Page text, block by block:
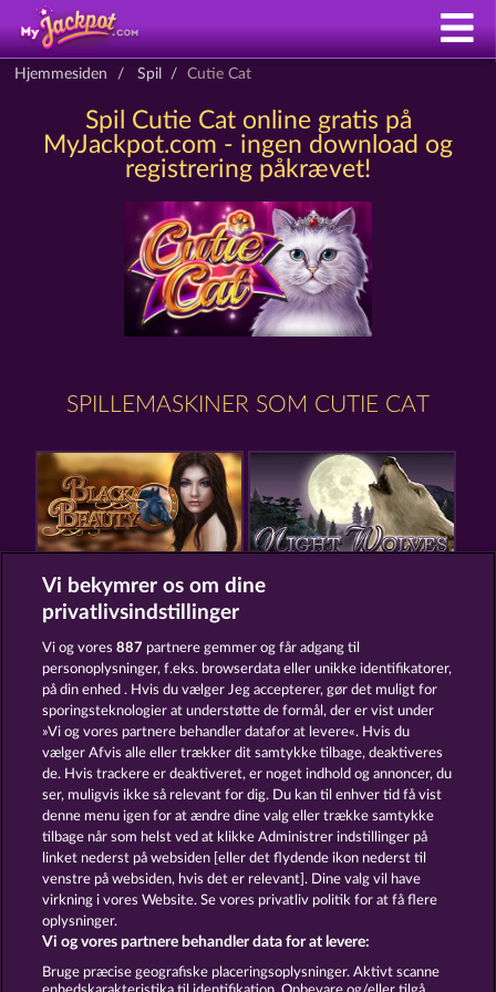
Hjemmesiden Spil Cutie Cat
Spil Cutie Cat online gratis på
MyJackpot.com - ingen download og
registrering påkrævet!
SPILLEMASKINER SOM CUTIE CAT
BLACK BEAUTY NIGHT WOLVES
GOLDEN EI OF MOORHUHN SAVANNA MOON
Vilkår og betingelser Datasikkerhed
Kontakt Virksomhed FAQ Ordliste
Tilsluttet program
Indsend anmodning om tilbagetrækning
Vi bekymrer os om dine
privatlivsindstillinger
Vi og vores887 partnere gemmer og får adgang til
personoplysninger, f.eks. browserdata eller unikke identifikatorer,
på din enhed . Hvis du vælger Jeg accepterer, gør det muligt for
sporingsteknologier at understøtte de formål, der er vist under
»Vi og vores partnere behandler datafor at levere«. Hvis du
vælger Afvis alle eller trækker dit samtykke tilbage, deaktiveres
de. Hvis trackere er deaktiveret, er noget indhold og annoncer, du
ser, muligvis ikke så relevant for dig. Du kan til enhver tid få vist
denne menu igen for at ændre dine valg eller trække samtykke
tilbage når som helst ved at klikke Administrer indstillinger på
linket nederst på websiden [eller det flydende ikon nederst til
venstre på websiden, hvis det er relevant]. Dine valg vil have
virkning i vores Website. Se vores privatliv politik for at få flere
oplysninger.
Vi og vores partnere behandler data for at levere:
Bruge præcise geografiske placeringsoplysninger. Aktivt scanne